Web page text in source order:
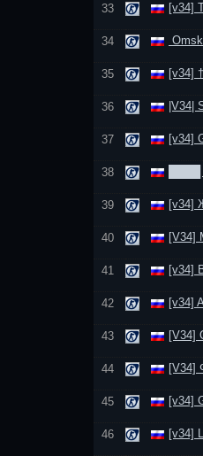
33 [v34]
34
35 [v34]
36 |V34|
37 [v34]
38
39 [v34]
40 [V34]
41 [v34]
42 [v34]
43
44
45 [v34]
46
[v34]